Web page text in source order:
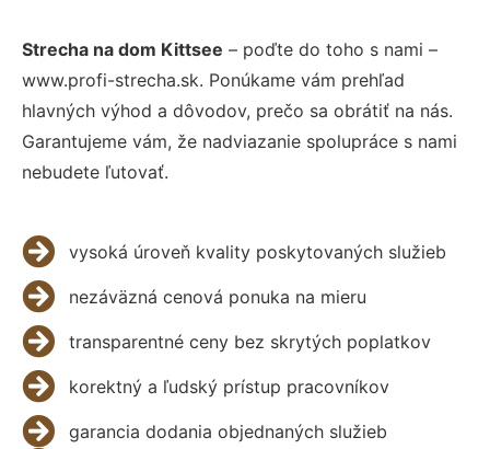
Strecha na dom Kittsee – poďte do toho s nami –
www.profi-strecha.sk. Ponúkame vám prehľad
hlavných výhod a dôvodov, prečo sa obrátiť na nás.
Garantujeme vám, že nadviazanie spolupráce s nami
nebudete ľutovať.
vysoká úroveň kvality poskytovaných služieb
nezáväzná cenová ponuka na mieru
transparentné ceny bez skrytých poplatkov
korektný a ľudský prístup pracovníkov
garancia dodania objednaných služieb